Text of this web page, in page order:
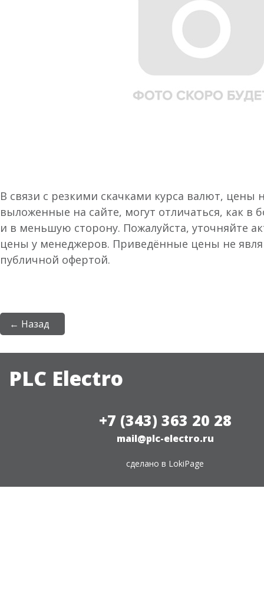
В связи с резкими скачками курса валют, цены
выложенные на сайте, могут отличаться, как в
и в меньшую сторону. Пожалуйста, уточняйте
цены у менеджеров. Приведённые цены не
публичной офертой.
← Назад
PLC Electro
+7 (343) 363 20 28
mail@plc-electro.ru
сделано в LokiPage